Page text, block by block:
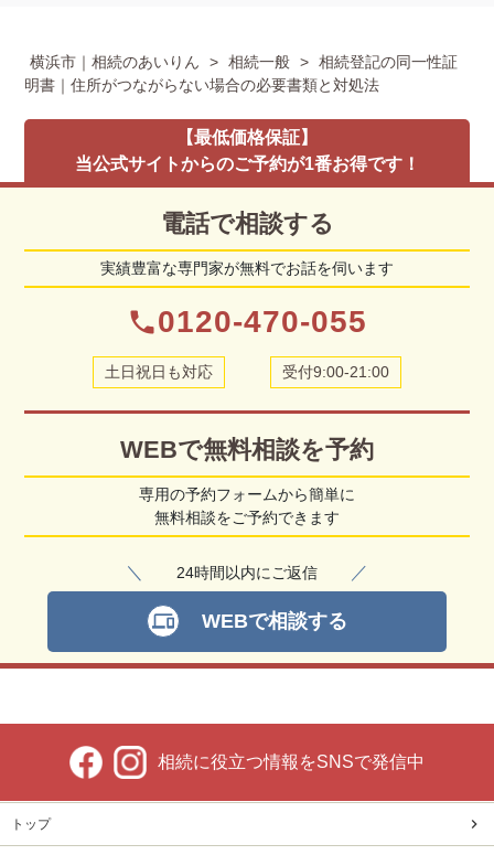
横浜市｜相続のあいりん > 相続一般 > 相続登記の同一性証
明書｜住所がつながらない場合の必要書類と対処法
【最低価格保証】
当公式サイトからのご予約が1番お得です！
電話で相談する
実績豊富な専門家が無料でお話を伺います
phone0120-470-055
土日祝日も対応 受付9:00-21:00
WEBで無料相談を予約
専用の予約フォームから簡単に
無料相談をご予約できます
＼ 24時間以内にご返信 ／
devices WEBで相談する
相続に役立つ情報をSNSで発信中
トップ